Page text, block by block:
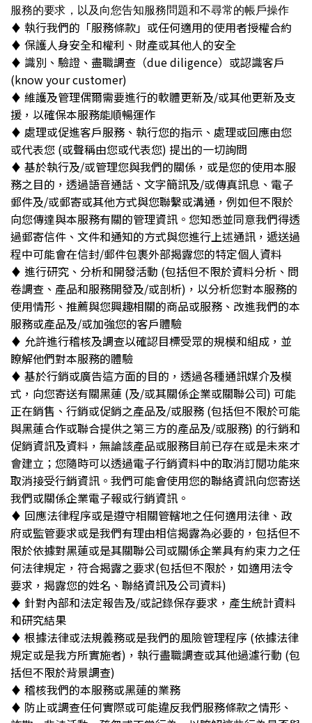
服務的要求，以及向您告知服務問題和不尋常的帳戶操作
♦︎ 執行我們的「服務條款」或任何適用的使用者授權合約
♦︎ 保護人身安全和權利、財產或其他人的安全
♦︎ 識別、驗證、盡職調查（due diligence）或認識客戶
(know your customer)
♦︎ 維護及管理偶爾需要進行的軟體更新及/或其他更新及支
援，以確保本服務能順暢運作
♦︎ 處理或促進客戶服務、執行您的指示、處理或回應由您
或代表您 (或聲稱由您或代表您) 提出的一切詢問
♦︎ 基於執行及/或管理您與我們的關係，或是您的使用本服
務之目的，透過語音通話、文字簡訊及/或傳真訊息、電子
郵件及/或郵寄或其他方式與您聯繫或溝通，例如但不限於
向您傳達與本服務有關的管理資訊。您知悉並同意我們得透
過郵寄信件、文件和通知的方式與您進行上述通訊，遞送過
程中可能會在信封/郵件包裹外部揭露您的特定個人資料
♦︎ 進行研究、分析和開發活動 (包括但不限於資料分析、問
卷調查、產品和服務開發及/或剖析)，以分析您對本服務的
使用情形、推薦與您興趣相關的商品或服務、改進我們的本
服務或產品及/或加強您的客戶體驗
♦︎ 允許進行稽核及調查以確認目標受眾的規模和組成，並
瞭解他們對本服務的體驗
♦︎ 基於行銷或廣告這方面的目的，透過各種通訊媒介及模
式，向您寄送有關黑蓮 (及/或其關係企業或關聯公司) 可能
正在銷售、行銷或促銷之產品及/或服務 (包括但不限於可能
與黑蓮合作或聯合提供之第三方的產品及/或服務) 的行銷和
促銷資訊及資料，無論該產品或服務目前已存在或是未來才
會建立；您隨時可以透過電子行銷資料中的取消訂閱功能來
取消接受行銷資訊。我們可能會使用您的聯絡資訊向您寄送
我們或關係企業電子報或行銷資訊。
♦︎ 回應法律程序或是遵守相關管轄地之任何適用法律、政
府或監管要求或是我們有理由相信揭露為必要的，包括但不
限於依據對黑蓮或是其關聯公司或關係企業具有約束力之任
何法律規定，符合揭露之要求(包括但不限於，如適用法令
要求，揭露您的姓名、聯絡資訊及公司資料)
♦︎ 針對內部和法定報告及/或記錄保存要求，產生統計資料
和研究結果
♦︎ 根據法律或法規義務或是我們的風險管理程序 (依據法律
規定或是我方所實施者)，執行盡職調查或其他過濾行動 (包
括但不限於背景調查)
♦︎ 稽核我們的本服務或黑蓮的業務
♦︎ 防止或調查任何實際或可能違反我們服務條款之情形、